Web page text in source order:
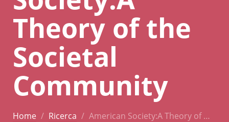
Theory of the
Societal
Community
Home Ricerca American Society:A Theory of …